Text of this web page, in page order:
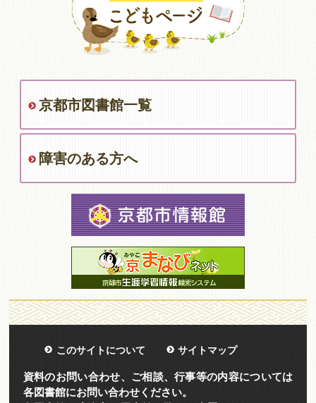
京都市図書館一覧
障害のある方へ
このサイトについて サイトマップ
資料のお問い合わせ、ご相談、行事等の内容については
各図書館にお問い合わせください。